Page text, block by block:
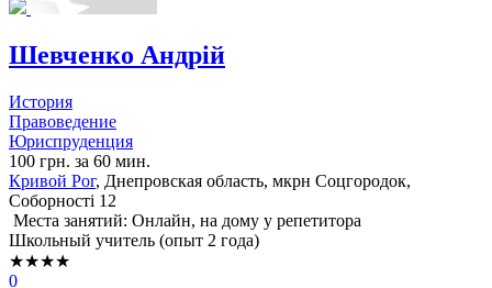
Шевченко Андрій
История
Правоведение
Юриспруденция
100 грн. за 60 мин.
Кривой Рог, Днепровская область, мкрн Соцгородок,
Соборності 12
Места занятий: Онлайн, на дому у репетитора
Школьный учитель (опыт 2 года)
★★★★
0